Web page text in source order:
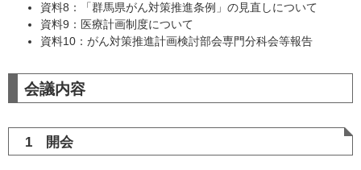
資料8：「群馬県がん対策推進条例」の見直しについて
資料9：医療計画制度について
資料10：がん対策推進計画検討部会専門分科会等報告
会議内容
1 開会